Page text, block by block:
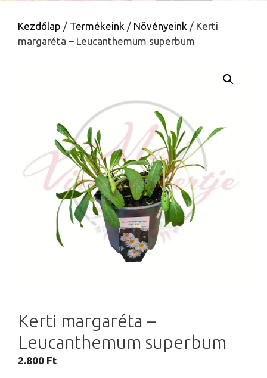
Kezdőlap / Termékeink / Növényeink / Kerti
margaréta – Leucanthemum superbum
Kerti margaréta –
Leucanthemum superbum
2.800 Ft